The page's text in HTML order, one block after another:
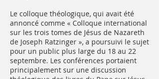
Le colloque théologique, qui avait été
annoncé comme « Colloque international
sur les trois tomes de Jésus de Nazareth
de Joseph Ratzinger », a poursuivi le sujet
pour un public plus large du 18 au 22
septembre. Les conférences portaient
principalement sur une discussion